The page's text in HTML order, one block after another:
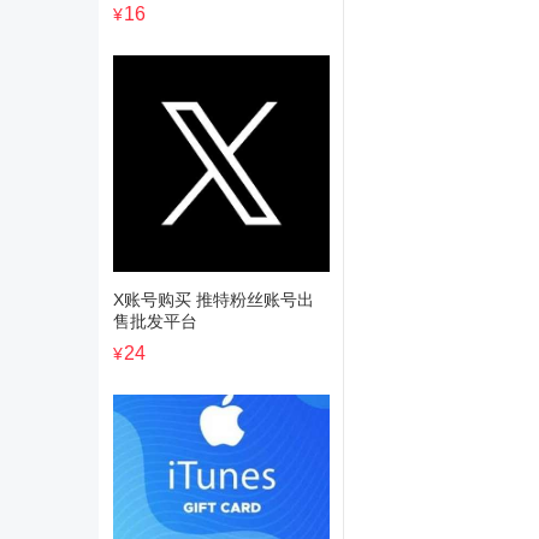
¥16
X账号购买 推特粉丝账号出
售批发平台
¥24